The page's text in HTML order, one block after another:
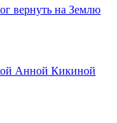
вернуть на Землю
Анной Кикиной